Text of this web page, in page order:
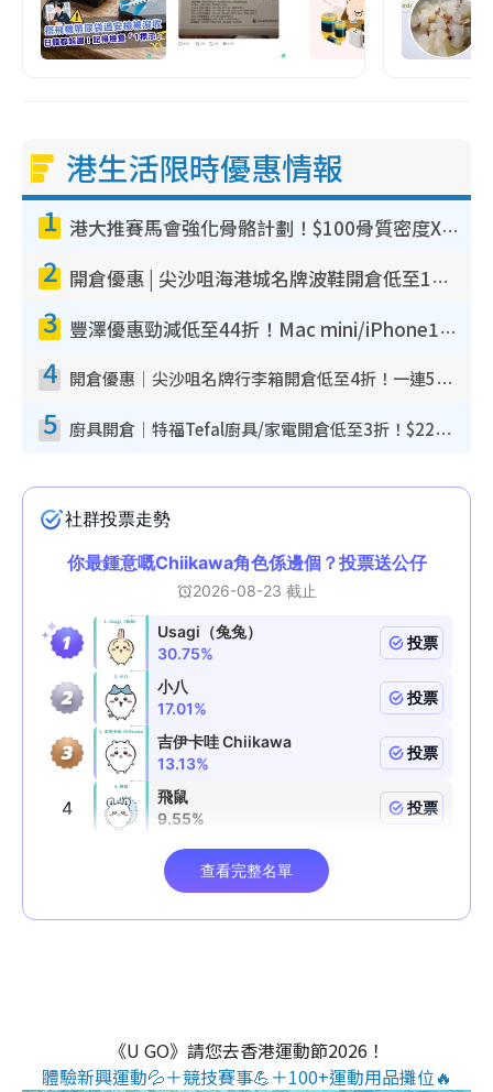
港生活限時優惠情報
1 港大推賽馬會強化骨骼計劃！$100骨質密度X光檢查 完成免費運動訓練送超市禮券！附參加資格
2 開倉優惠 | 尖沙咀海港城名牌波鞋開倉低至1折！On鞋$899起／Joy&Peace鞋履$98起
3 豐澤優惠勁減低至44折！Mac mini/iPhone17Pro大減價！廚房家電$220起
4 開倉優惠｜尖沙咀名牌行李箱開倉低至4折！一連5日 American Tourister/ace./Hallmark $200起！
5 廚具開倉｜特福Tefal廚具/家電開倉低至3折！$220起買平底鍋/炒鑊/湯煲！電飯煲/吸塵機/燙斗$418起
《U GO》請您去香港運動節2026！
體驗新興運動💦＋競技賽事💪＋100+運動用品攤位🔥